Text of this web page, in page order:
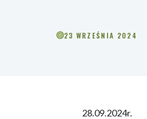
23 WRZEŚNIA 2024
28.09.2024r.